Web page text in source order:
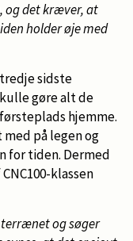
og det kræver, at
holder øje med
tredje sidste
gøre alt de
hjemme.
med på legen og
for tiden. Dermed
klassen
og søger